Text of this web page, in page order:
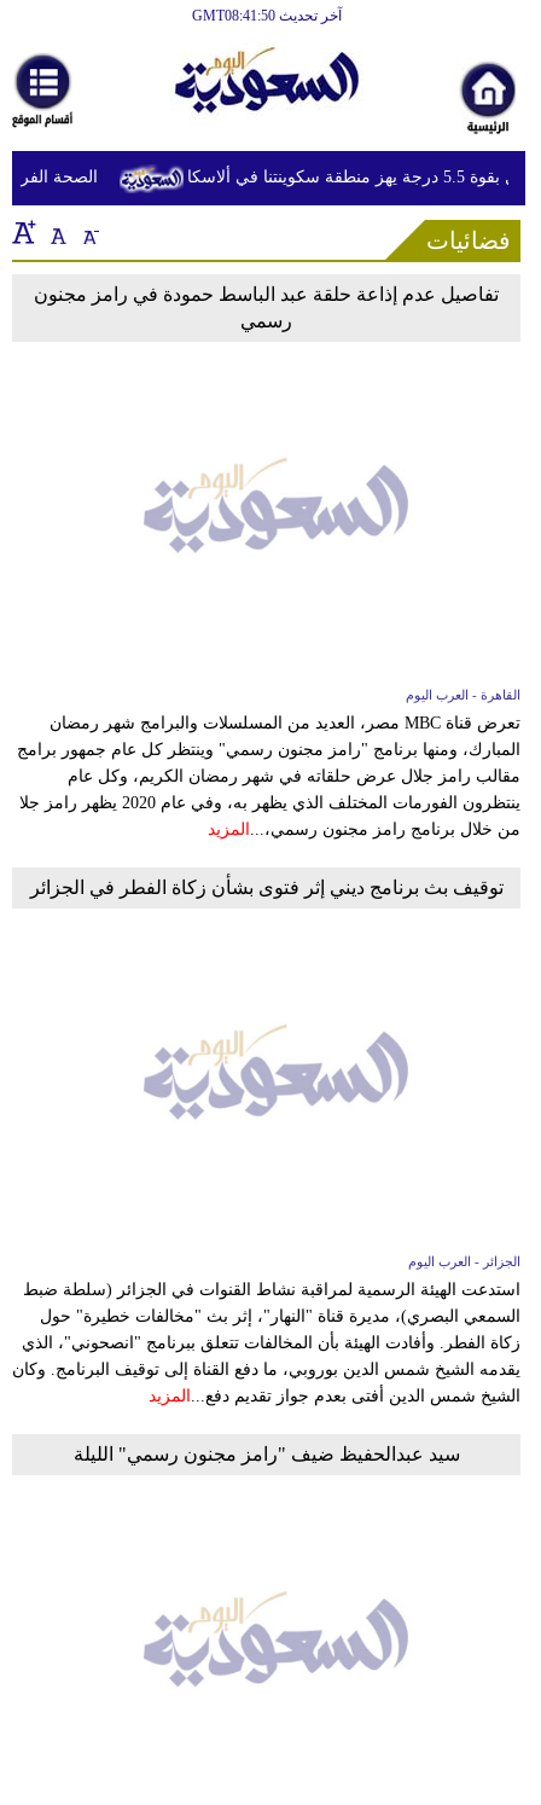
آخر تحديث GMT08:41:50
أخبارعاجلة
رياضة
ثقافة
إقتصاد
فن
تعليم
مرأة
علوم
وتكنولوجيا
الصحة درجة يهز منطقة سكوينتنا في ألاسكا
فضائيات
تفاصيل عدم إذاعة حلقة عبد الباسط حمودة في رامز مجنون
رسمي
القاهرة - العرب اليوم
تعرض قناة MBC مصر، العديد من المسلسلات والبرامج شهر رمضان
المبارك، ومنها برنامج "رامز مجنون رسمي" وينتظر كل عام جمهور برامج
مقالب رامز جلال عرض حلقاته في شهر رمضان الكريم، وكل عام
ينتظرون الفورمات المختلف الذي يظهر به، وفي عام 2020 يظهر رامز جلا
من خلال برنامج رامز مجنون رسمي،... المزيد
توقيف بث برنامج ديني إثر فتوى بشأن زكاة الفطر في الجزائر
الجزائر - العرب اليوم
استدعت الهيئة الرسمية لمراقبة نشاط القنوات في الجزائر (سلطة ضبط
السمعي البصري)، مديرة قناة "النهار"، إثر بث "مخالفات خطيرة" حول
زكاة الفطر. وأفادت الهيئة بأن المخالفات تتعلق ببرنامج "انصحوني"، الذي
يقدمه الشيخ شمس الدين بوروبي، ما دفع القناة إلى توقيف البرنامج. وكان
الشيخ شمس الدين أفتى بعدم جواز تقديم دفع... المزيد
سيد عبدالحفيظ ضيف "رامز مجنون رسمي" الليلة